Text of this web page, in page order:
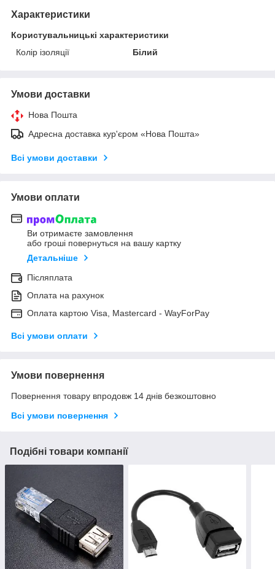
Характеристики
Користувальницькі характеристики
Колір ізоляції
Білий
Умови доставки
Нова Пошта
Адресна доставка кур'єром «Нова Пошта»
Всі умови доставки
Умови оплати
Ви отримаєте замовлення
або гроші повернуться на вашу картку
Детальніше
Післяплата
Оплата на рахунок
Оплата картою Visa, Mastercard - WayForPay
Всі умови оплати
Умови повернення
Повернення товару впродовж 14 днів безкоштовно
Всі умови повернення
Подібні товари компанії